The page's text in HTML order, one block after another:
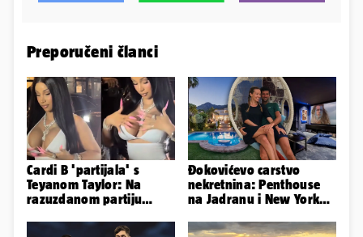
Preporučeni članci
Cardi B 'partijala' s
Teyanom Taylor: Na
razuzdanom partiju
guzu
Đokovićevo carstvo
nekretnina: Penthouse
na Jadranu i New Yorku,